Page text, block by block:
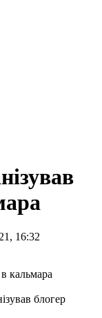
16:32
блогер